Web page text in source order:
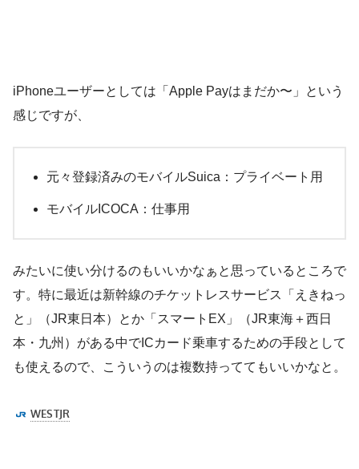
iPhoneユーザーとしては「Apple Payはまだか〜」という
感じですが、
元々登録済みのモバイルSuica：プライベート用
モバイルICOCA：仕事用
みたいに使い分けるのもいいかなぁと思っているところで
す。特に最近は新幹線のチケットレスサービス「えきねっ
と」（JR東日本）とか「スマートEX」（JR東海＋西日
本・九州）がある中でICカード乗車するための手段として
も使えるので、こういうのは複数持っててもいいかなと。